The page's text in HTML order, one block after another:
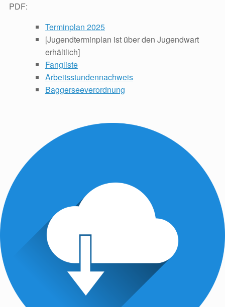
PDF:
Terminplan 2025
[Jugendterminplan ist über den Jugendwart
erhältlich]
Fangliste
Arbeitsstundennachweis
Baggerseeverordnung